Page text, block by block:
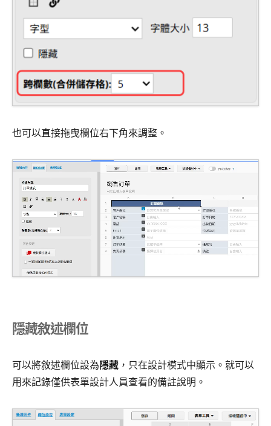
也可以直接拖曳欄位右下角來調整。
隱藏敘述欄位
可以將敘述欄位設為隱藏 ，只在設計模式中顯示。就可以
用來記錄僅供表單設計人員查看的備註說明。